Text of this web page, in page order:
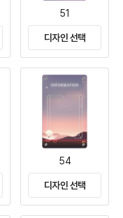
51
디자인 선택
54
디자인 선택